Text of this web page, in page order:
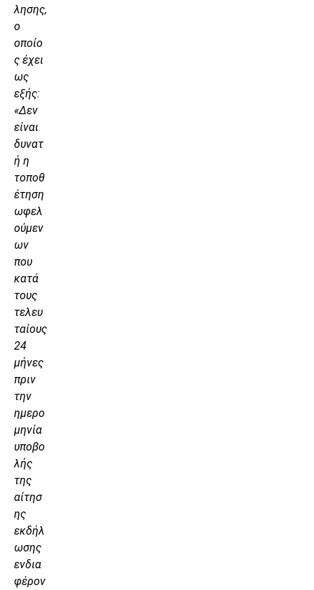
λησης,
ο
οποίο
ς έχει
ως
εξής:
«Δεν
είναι
δυνατ
ή η
τοποθ
έτηση
ωφελ
ούμεν
ων
που
κατά
τους
τελευ
ταίους
24
μήνες
πριν
την
ημερο
μηνία
υποβο
λής
της
αίτησ
ης
εκδήλ
ωσης
ενδια
φέρον